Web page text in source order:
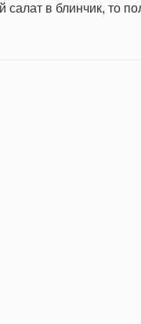
в блинчик, то